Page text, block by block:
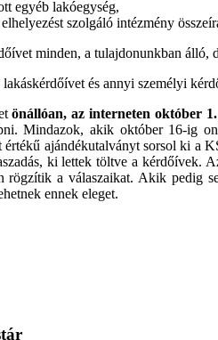
egyéb lakóegység,
szolgáló intézmény
minden, a tulajdonunkban álló,
és annyi személyi
önállóan, az interneten október
Mindazok, akik október 16-ig
ajándékutalványt sorsol ki a
ki lettek töltve a kérdőívek.
rögzítik a válaszaikat. Akik pedig
ennek eleget.